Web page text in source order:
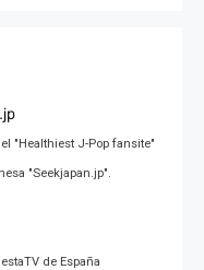
"Healthiest J-Pop fansite"
"Seekjapan.jp".
de España